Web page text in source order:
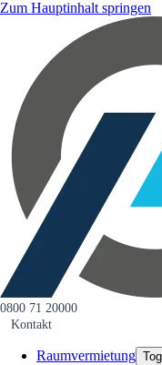
Zum Hauptinhalt springen
0800 71 20000
Kontakt
Raumvermietung